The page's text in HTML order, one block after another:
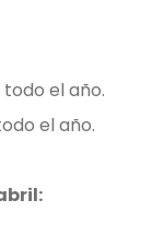
el año.
el año.